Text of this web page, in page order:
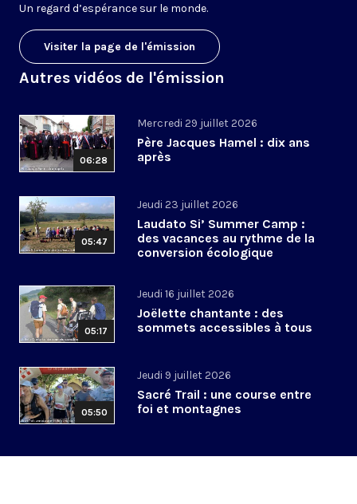
Un regard d’espérance sur le monde.
Visiter la page de l'émission
Autres vidéos de l'émission
06:28
Mercredi 29 juillet 2026
Père Jacques Hamel : dix ans
après
05:47
Jeudi 23 juillet 2026
Laudato Si’ Summer Camp :
des vacances au rythme de la
conversion écologique
05:17
Jeudi 16 juillet 2026
Joëlette chantante : des
sommets accessibles à tous
05:50
Jeudi 9 juillet 2026
Sacré Trail : une course entre
foi et montagnes